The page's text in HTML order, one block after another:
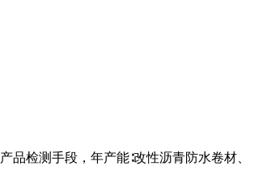
检测手段，年产能∶改性沥青防水卷材、